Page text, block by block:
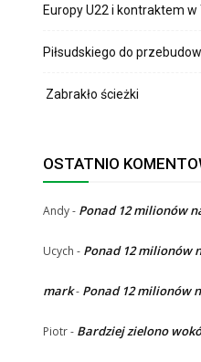
Europy U22 i kontraktem w
Piłsudskiego do
Zabrakło ścieżki
OSTATNIO
Andy- Ponad 12 milionów
Ucych - Ponad 12 milionów
mark- Ponad 12 milionów
Piotr- Bardziej zielono